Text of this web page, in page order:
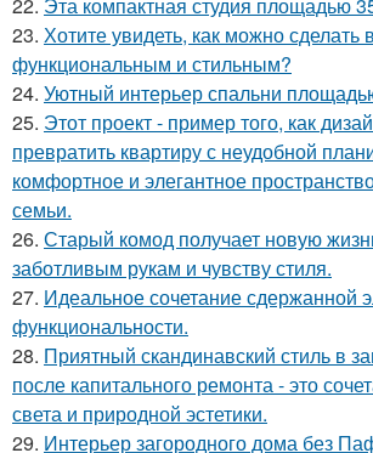
23. Хотите увидеть, как можно
функциональным и стильным?
24. Уютный интерьер спальни
25. Этот проект - пример того, как
превратить квартиру с неудобной
комфортное и элегантное
семьи.
26. Старый комод получает новую
заботливым рукам и чувству стиля.
27. Идеальное сочетание сдержанной
функциональности.
28. Приятный скандинавский стиль в
после капитального ремонта - это
света и природной эстетики.
29. Интерьер загородного дома без